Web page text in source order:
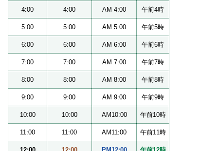
4:00 4:00 AM 4:00 午前4時
5:00 5:00 AM 5:00 午前5時
6:00 6:00 AM 6:00 午前6時
7:00 7:00 AM 7:00 午前7時
8:00 8:00 AM 8:00 午前8時
9:00 9:00 AM 9:00 午前9時
10:00 10:00 AM10:00 午前10時
11:00 11:00 AM11:00 午前11時